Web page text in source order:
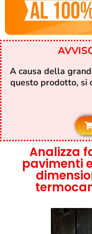
A causa della
questo prodotto, si
Analizza
pavimenti